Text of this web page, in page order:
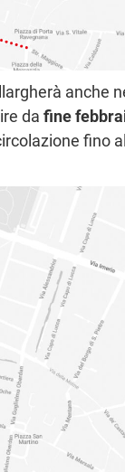
anche
dafine
fino